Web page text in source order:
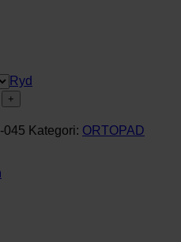
Ryd
045 Kategori: ORTOPAD